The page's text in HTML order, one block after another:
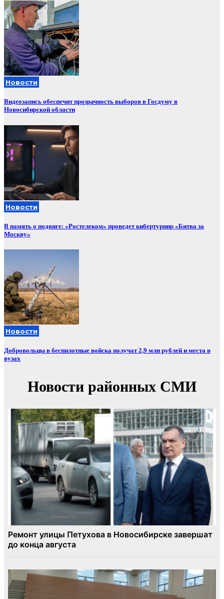
Новости
Видеозапись обеспечит прозрачность выборов в Госдуму в
Новосибирской области
Новости
В память о подвиге: «Ростелеком» проведет кибертурнир «Битва за
Москву»
Новости
Добровольцы в беспилотные войска получат 2,9 млн рублей и места в
вузах